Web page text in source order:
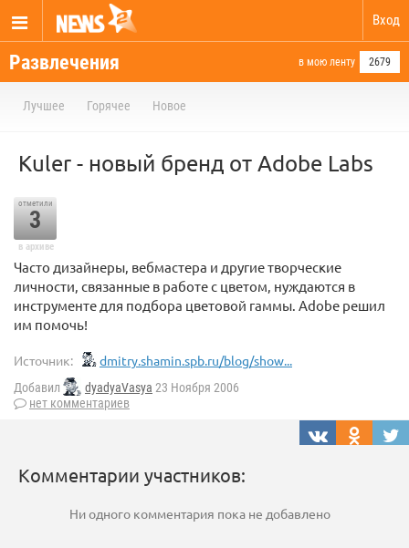
Вход
Развлечения в мою ленту 2679
Лучшее Горячее Новое
Kuler - новый бренд от Adobe Labs
отметили
3
в архиве
Часто дизайнеры, вебмастера и другие творческие
личности, связанные в работе с цветом, нуждаются в
инструменте для подбора цветовой гаммы. Adobe решил
им помочь!
Источник: dmitry.shamin.spb.ru/blog/show...
Добавил dyadyaVasya 23 Ноября 2006
нет комментариев
Комментарии участников:
Ни одного комментария пока не добавлено